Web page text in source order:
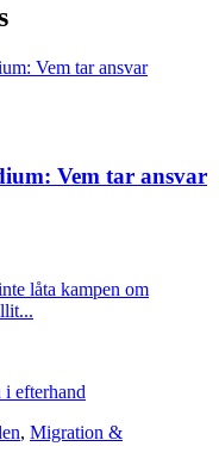
Vem tar ansvar
låta kampen om
, Migration &